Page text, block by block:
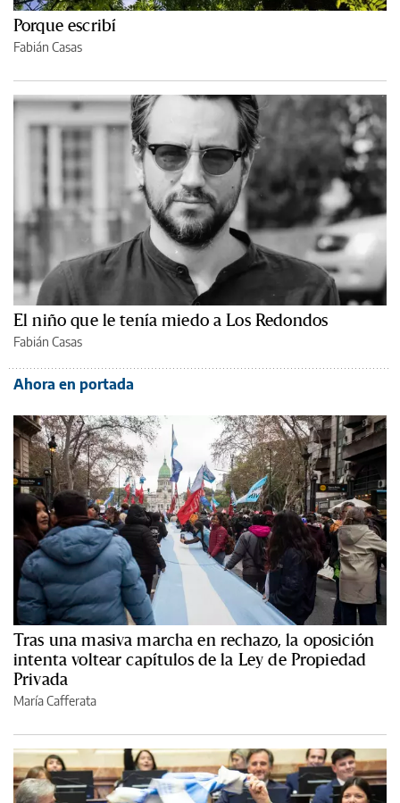
Porque escribí
Fabián Casas
El niño que le tenía miedo a Los Redondos
Fabián Casas
Ahora en portada
Tras una masiva marcha en rechazo, la oposición
intenta voltear capítulos de la Ley de Propiedad
Privada
María Cafferata